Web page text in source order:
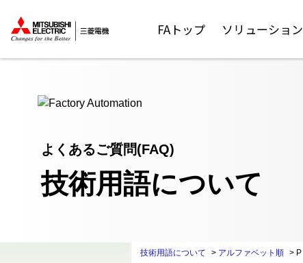
FAトップ ソリューション
よくあるご質問(FAQ)
技術用語について
技術用語について > アルファベット順 > P